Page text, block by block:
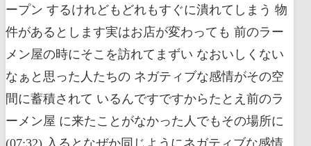
ープン するけれどもどれもすぐに潰れてしまう 物
件があるとします実はお店が変わっても 前のラー
メン屋の時にそこを訪れてまずい なおいしくない
なぁと思った人たちの ネガティブな感情がその空
間に蓄積されて いるんですですからたとえ前のラ
ーメン屋 に来たことがなかった人でもその場所に
(07:32) 入るとなぜか同じようにネガティブな感情